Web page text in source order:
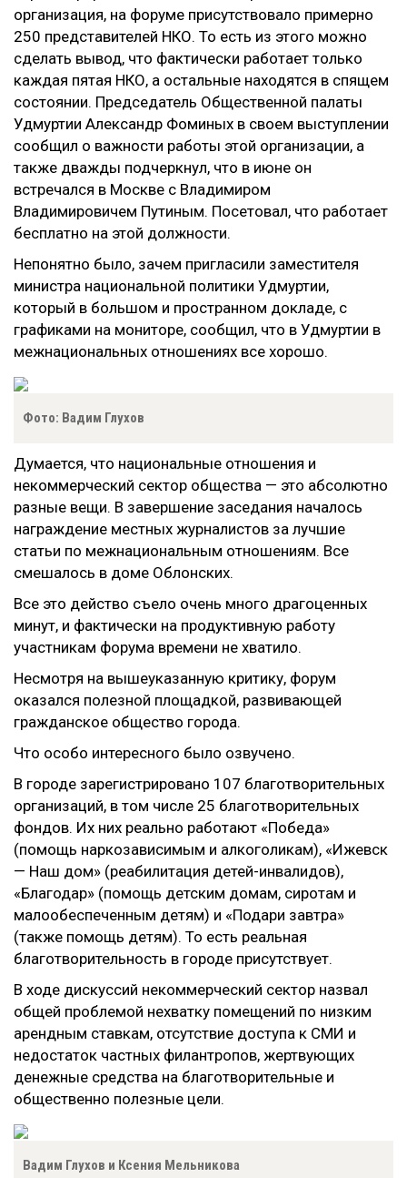
организация, на форуме присутствовало примерно
250 представителей НКО. То есть из этого можно
сделать вывод, что фактически работает только
каждая пятая НКО, а остальные находятся в спящем
состоянии. Председатель Общественной палаты
Удмуртии Александр Фоминых в своем выступлении
сообщил о важности работы этой организации, а
также дважды подчеркнул, что в июне он
встречался в Москве с Владимиром
Владимировичем Путиным. Посетовал, что работает
бесплатно на этой должности.
Непонятно было, зачем пригласили заместителя
министра национальной политики Удмуртии,
который в большом и пространном докладе, с
графиками на мониторе, сообщил, что в Удмуртии в
межнациональных отношениях все хорошо.
Фото: Вадим Глухов
Думается, что национальные отношения и
некоммерческий сектор общества — это абсолютно
разные вещи. В завершение заседания началось
награждение местных журналистов за лучшие
статьи по межнациональным отношениям. Все
смешалось в доме Облонских.
Все это действо съело очень много драгоценных
минут, и фактически на продуктивную работу
участникам форума времени не хватило.
Несмотря на вышеуказанную критику, форум
оказался полезной площадкой, развивающей
гражданское общество города.
Что особо интересного было озвучено.
В городе зарегистрировано 107 благотворительных
организаций, в том числе 25 благотворительных
фондов. Их них реально работают «Победа»
(помощь наркозависимым и алкоголикам), «Ижевск
— Наш дом» (реабилитация детей-инвалидов),
«Благодар» (помощь детским домам, сиротам и
малообеспеченным детям) и «Подари завтра»
(также помощь детям). То есть реальная
благотворительность в городе присутствует.
В ходе дискуссий некоммерческий сектор назвал
общей проблемой нехватку помещений по низким
арендным ставкам, отсутствие доступа к СМИ и
недостаток частных филантропов, жертвующих
денежные средства на благотворительные и
общественно полезные цели.
Вадим Глухов и Ксения Мельникова